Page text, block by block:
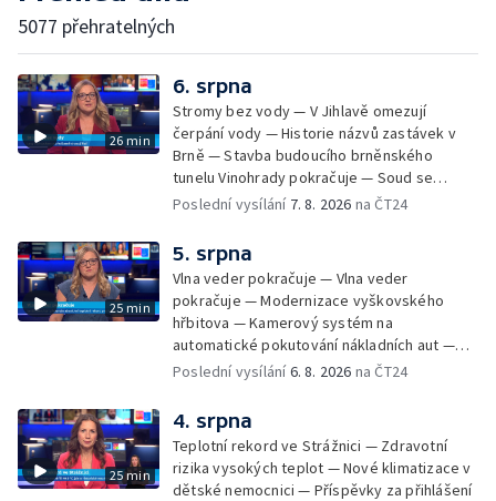
5077 přehratelných
26 min
6. srpna
Stromy bez vody — V Jihlavě omezují
čerpání vody — Historie názvů zastávek v
Brně — Stavba budoucího brněnského
tunelu Vinohrady pokračuje — Soud se
žhářem zlínského baru — Odložení bourání
Czech Rally Zlín — Začal 7. ročník festivalu
Pop Messe — Přestavba mostu v Hodoníně
— Fenomén památníčků
Poslední vysílání 7. 8. 2026 na ČT24
25 min
5. srpna
Vlna veder pokračuje — Vlna veder
pokračuje — Modernizace vyškovského
hřbitova — Kamerový systém na
automatické pokutování nákladních aut —
Demolice vyhořelé budovy ve Zlíně — Případ
stadionu na Vyškovsku — Výstraha před
bouřkami — Brno hostí Mezinárodní kytarový
festival — Očkování po kousnutí netopýrem
Poslední vysílání6. 8. 2026 na ČT24
25 min
4. srpna
Teplotní rekord ve Strážnici — Zdravotní
rizika vysokých teplot — Nové klimatizace v
dětské nemocnici — Příspěvky za přihlášení